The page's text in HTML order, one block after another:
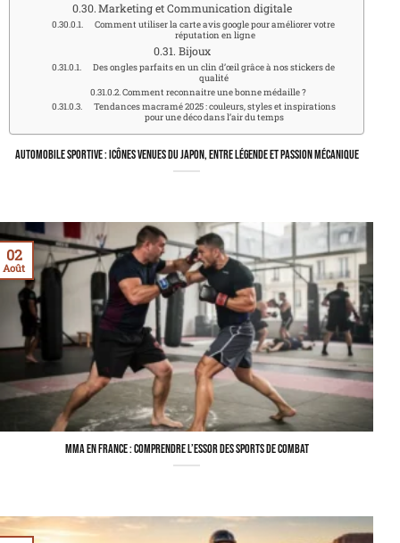
Marketing et Communication digitale
Comment utiliser la carte avis google pour améliorer votre
réputation en ligne
Bijoux
Des ongles parfaits en un clin d’œil grâce à nos stickers de
qualité
Comment reconnaitre une bonne médaille ?
Tendances macramé 2025 : couleurs, styles et inspirations
pour une déco dans l’air du temps
Automobile sportive : icônes venues du japon, entre légende et passion mécanique
MMA en France : comprendre l’essor des sports de combat
02
Août